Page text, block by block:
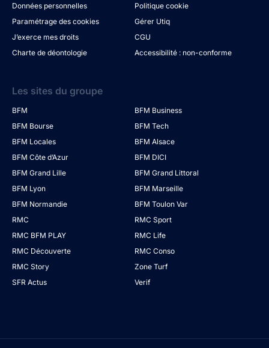
Données personnelles
Politique cookie
Paramétrage des cookies
Gérer Utiq
J’exerce mes droits
CGU
Charte de déontologie
Accessibilité : non-conforme
Les sites du groupe
BFM
BFM Business
BFM Bourse
BFM Tech
BFM Locales
BFM Alsace
BFM Côte d’Azur
BFM DICI
BFM Grand Lille
BFM Grand Littoral
BFM Lyon
BFM Marseille
BFM Normandie
BFM Toulon Var
RMC
RMC Sport
RMC BFM PLAY
RMC Life
RMC Découverte
RMC Conso
RMC Story
Zone Turf
SFR Actus
Verif